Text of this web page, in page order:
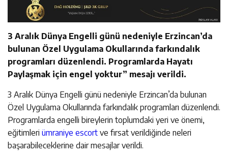
3 Aralık Dünya Engelli günü nedeniyle Erzincan’da
bulunan Özel Uygulama Okullarında farkındalık
programları düzenlendi. Programlarda Hayatı
Paylaşmak için engel yoktur” mesajı verildi.
3 Aralık Dünya Engelli günü nedeniyle Erzincan’da bulunan
Özel Uygulama Okullarında farkındalık programları düzenlendi.
Programlarda engelli bireylerin toplumdaki yeri ve önemi,
eğitimleri ümraniye escort ve fırsat verildiğinde neleri
başarabileceklerine dair mesajlar verildi.